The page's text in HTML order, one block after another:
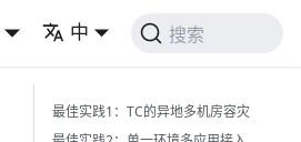
中 搜索
最佳实践1：TC的异地多机房容灾